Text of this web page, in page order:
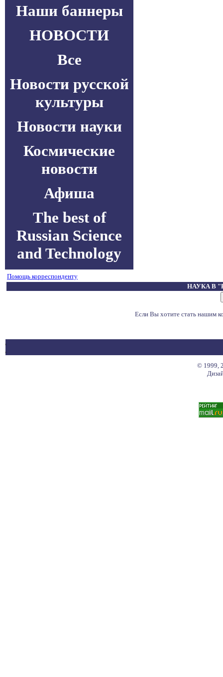
Наши баннеры
НОВОСТИ
Все
Новости русской
культуры
Новости науки
Космические
новости
Афиша
The best of
Russian Science
and Technology
Помощь корреспонденту
НАУКА В
Если Вы хотите стать нашим
© 1999,